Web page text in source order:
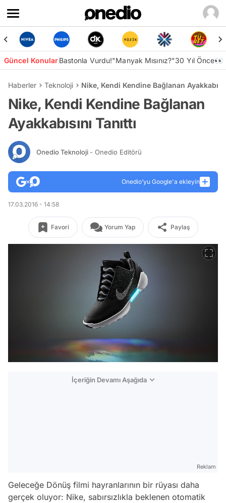
Güncel KonularBastonla Vurdu!"Manyak Mısınız?"30 Yıl Önce👀
Haberler Teknoloji Nike, Kendi Kendine Bağlanan
Nike, Kendi Kendine Bağlanan
Ayakkabısını Tanıttı
Onedio Teknoloji - Onedio Editörü
Onedio’yu Google'a ekleyin
17.03.2016 - 14:58
Favori Yorum Yap Paylaş
İçeriğin Devamı Aşağıda
Reklam
Geleceğe Dönüş filmi hayranlarının bir rüyası daha
gerçek oluyor: Nike, sabırsızlıkla beklenen otomatik